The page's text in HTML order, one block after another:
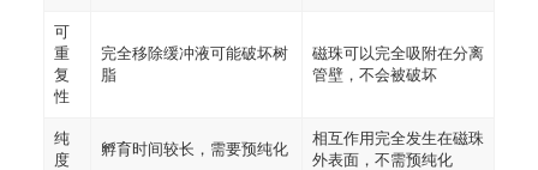
可
重
复
性
完全移除缓冲液可能破坏树
脂
磁珠可以完全吸附在分离
管壁，不会被破坏
纯
度
孵育时间较长，需要预纯化
相互作用完全发生在磁珠
外表面，不需预纯化